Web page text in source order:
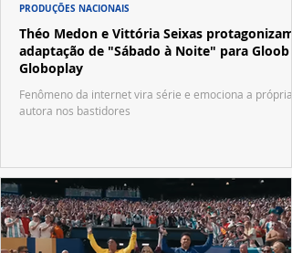
Théo Medon e Vittória Seixas protagonizam
adaptação de "Sábado à Noite" para Gloob e
Globoplay
Fenômeno da internet vira série e emociona a própria
autora nos bastidores
PRODUÇÕES NACIONAIS